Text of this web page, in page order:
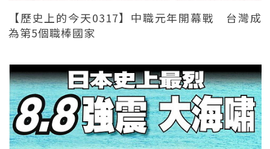
【歷史上的今天0317】中職元年開幕戰 台灣成
為第5個職棒國家